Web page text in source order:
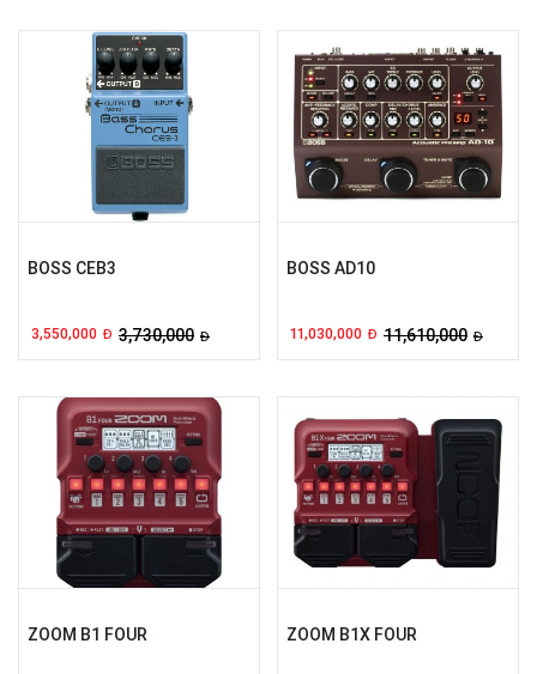
BOSS CEB3
3,550,000 Đ 3,730,000 Đ
BOSS AD10
11,030,000 Đ 11,610,000 Đ
ZOOM B1 FOUR ZOOM B1X FOUR